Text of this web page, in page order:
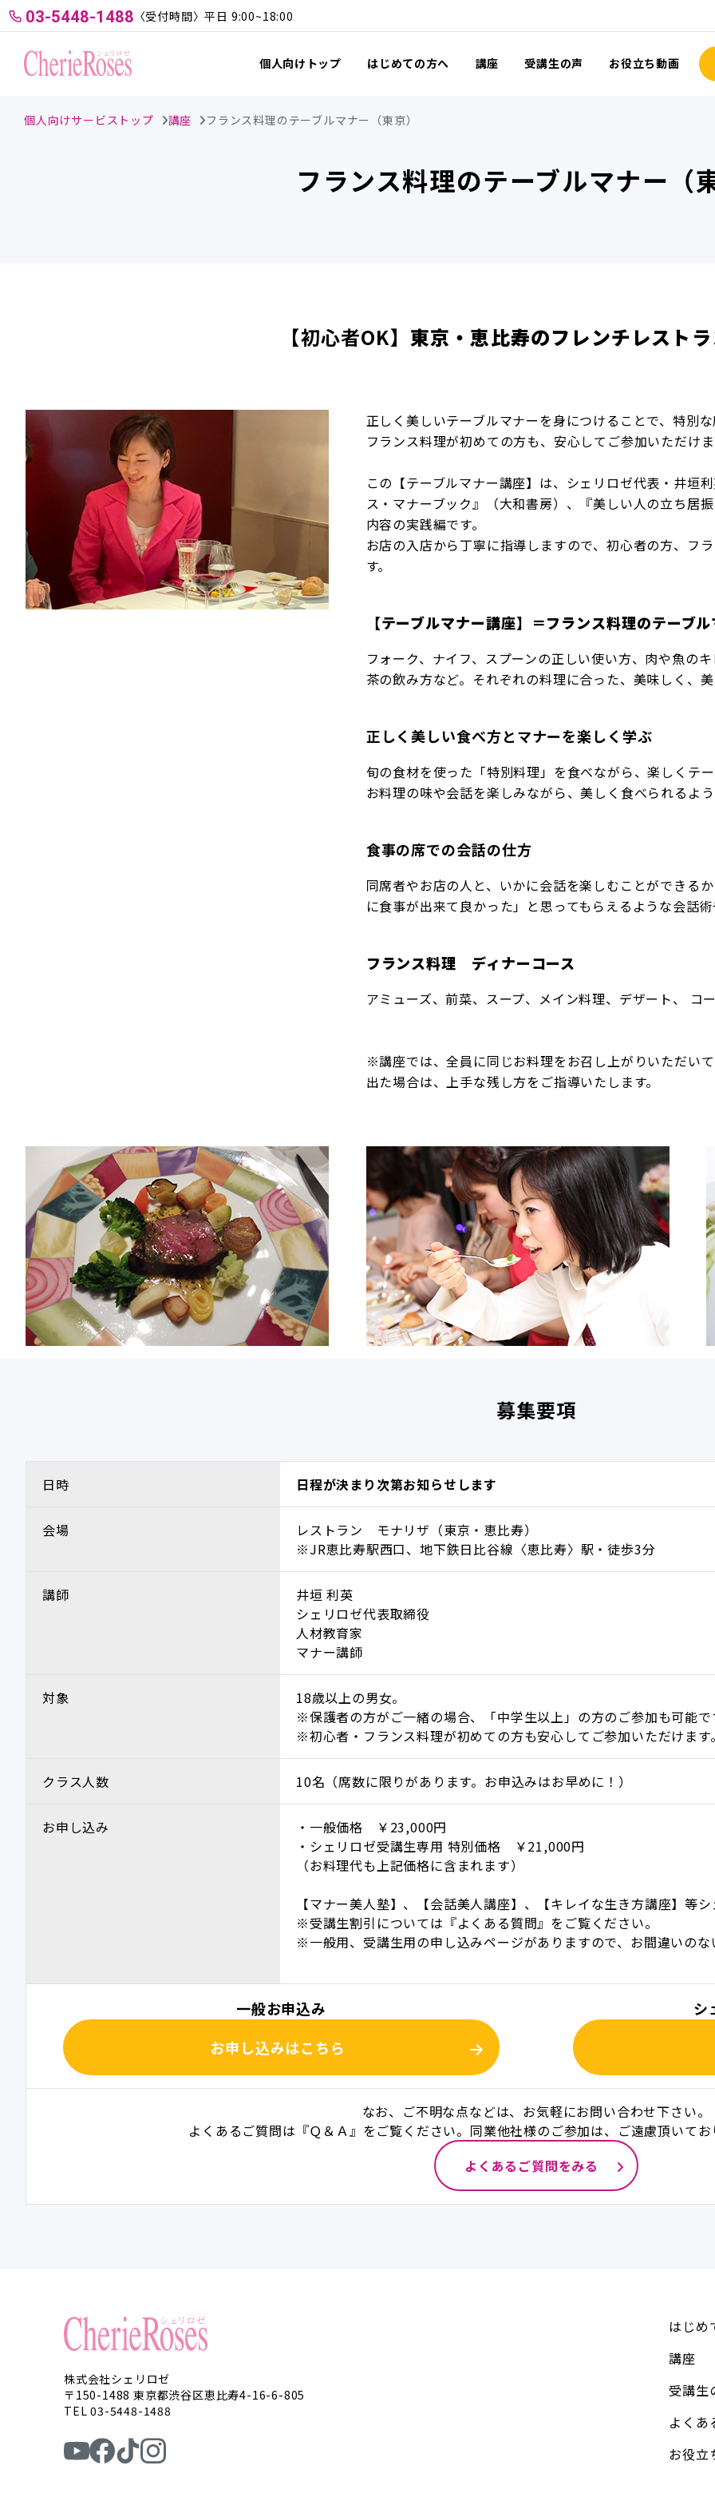
個人向けトップ はじめての方へ 講座 受講生の声 お役立ち動画
03-5448-1488 〈受付時間〉平日 9:00~18:00
個人向けサービストップ 講座 フランス料理のテーブルマナー（東京）
フランス料理のテーブルマナー（
【初心者OK】 東京・恵比寿のフレンチレスト
正しく美しいテーブルマナーを身につけることで、特別
フランス料理が初めての方も、安心してご参加いただけ
この【テーブルマナー講座】は、シェリロゼ代表・井垣
ス・マナーブック』（大和書房）、『美しい人の立ち居
内容の実践編です。
お店の入店から丁寧に指導しますので、初心者の方、フ
す。
【テーブルマナー講座】＝フランス料理のテーブ
フォーク、ナイフ、スプーンの正しい使い方、肉や魚の
茶の飲み方など。それぞれの料理に合った、美味しく、
正しく美しい食べ方とマナーを楽しく学ぶ
旬の食材を使った「特別料理」を食べながら、楽しくテ
お料理の味や会話を楽しみながら、美しく食べられるよ
食事の席での会話の仕方
同席者やお店の人と、いかに会話を楽しむことができる
に食事が出来て良かった」と思ってもらえるような会話
フランス料理 ディナーコース
アミューズ、前菜、スープ、メイン料理、デザート、 コ
※講座では、全員に同じお料理をお召し上がりいただい
出た場合は、上手な残し方をご指導いたします。
募集要項
日時 日程が決まり次第お知らせします
会場
レストラン モナリザ（東京・恵比寿）
※JR恵比寿駅西口、地下鉄日比谷線〈恵比寿〉駅・徒歩3分
講師
井垣 利英
シェリロゼ代表取締役
人材教育家
マナー講師
対象
18歳以上の男女。
※保護者の方がご一緒の場合、「中学生以上」の方のご参加も可能で
※初心者・フランス料理が初めての方も安心してご参加いただけます
クラス人数 10名（席数に限りがあります。お申込みはお早めに！）
お申し込み
・一般価格 ￥23,000円
・シェリロゼ受講生専用 特別価格 ￥21,000円
（お料理代も上記価格に含まれます）
【マナー美人塾】、【会話美人講座】、【キレイな生き方講座】等
※受講生割引については 『よくある質問』 をご覧ください。
※一般用、受講生用の申し込みページがありますので、お間違いの
一般お申込み
お申し込みはこちら
シ
なお、ご不明な点などは、お気軽にお問い合わせ下さい。
よくあるご質問は『Ｑ＆Ａ』をご覧ください。同業他社様のご参加は、ご遠慮頂いて
よくあるご質問をみる
はじめ
講座
受講生
よくあ
お役立
株式会社シェリロゼ
〒150-1488 東京都渋谷区恵比寿4-16-6-805
TEL 03-5448-1488